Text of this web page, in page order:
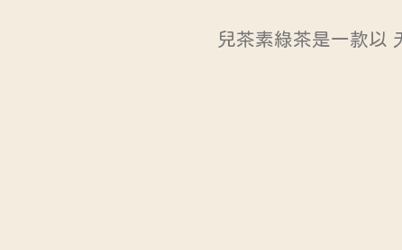
兒茶素綠茶是一款以